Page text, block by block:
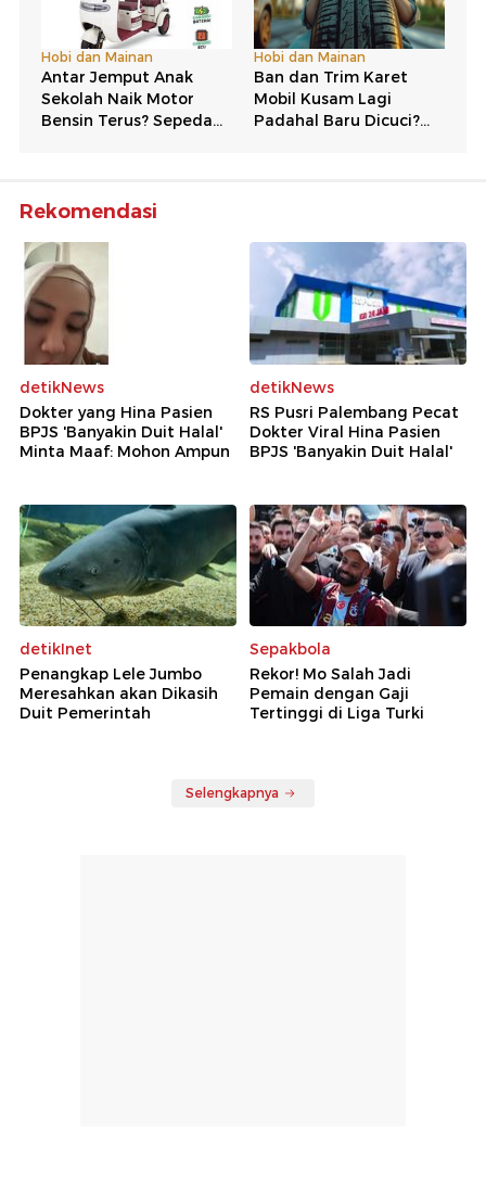
Rekomendasi
detikNews
Dokter yang Hina Pasien
BPJS 'Banyakin Duit Halal'
Minta Maaf: Mohon Ampun
detikNews
RS Pusri Palembang Pecat
Dokter Viral Hina Pasien
BPJS 'Banyakin Duit Halal'
detikInet
Penangkap Lele Jumbo
Meresahkan akan Dikasih
Duit Pemerintah
Sepakbola
Rekor! Mo Salah Jadi
Pemain dengan Gaji
Tertinggi di Liga Turki
Selengkapnya